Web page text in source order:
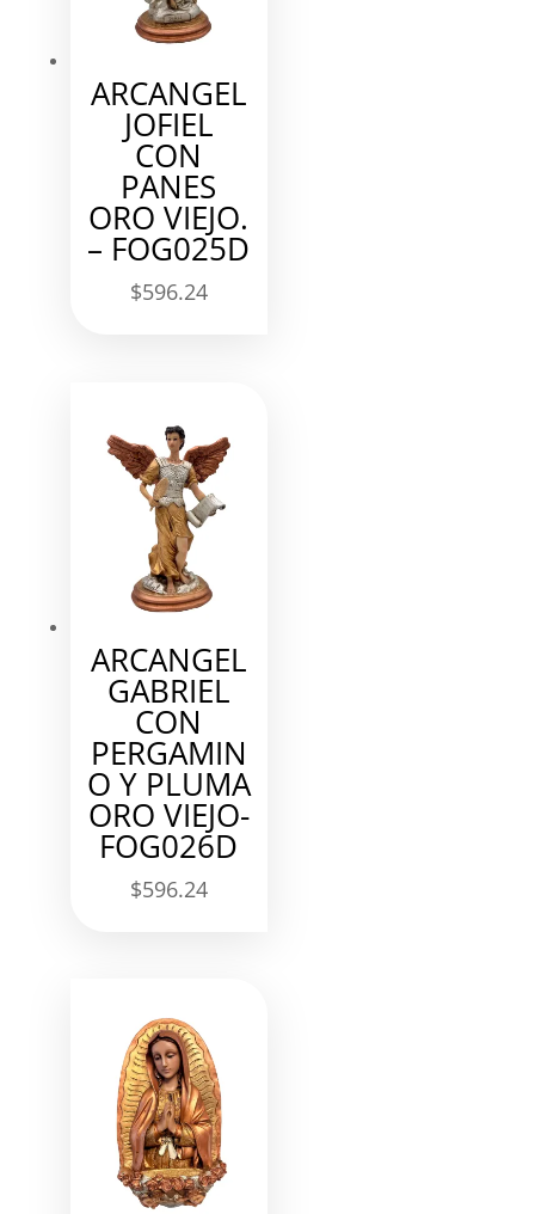
ARCANGEL
JOFIEL
CON
PANES
ORO VIEJO.
– FOG025D
$596.24
ARCANGEL
GABRIEL
CON
PERGAMIN
O Y PLUMA
ORO VIEJO-
FOG026D
$596.24